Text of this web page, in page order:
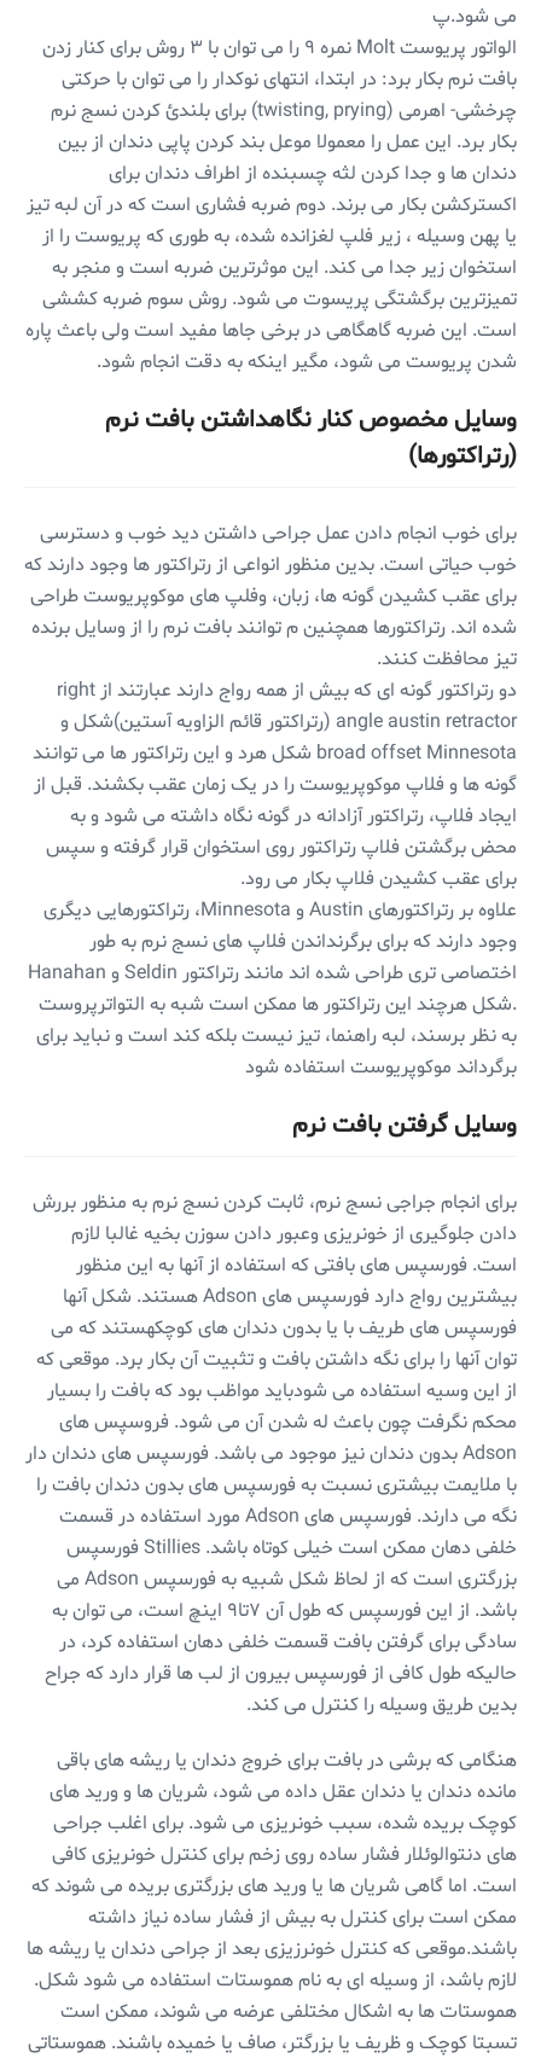
می شود.پ
الواتور پریوست Molt نمره ۹ را می توان با ۳ روش برای کنار زدن
بافت نرم بکار برد: در ابتدا، انتهای نوکدار را می توان با حرکتی
چرخشی- اهرمی (twisting, prying) برای بلندئ کردن نسج نرم
بکار برد. این عمل را معمولا موعل بند کردن پاپی دندان از بین
دندان ها و جدا کردن لثه چسبنده از اطراف دندان برای
اکسترکشن بکار می برند. دوم ضربه فشاری است که در آن لبه تیز
یا پهن وسیله ، زیر فلپ لغزانده شده، به طوری که پریوست را از
استخوان زیر جدا می کند. این موثرترین ضربه است و منجر به
تمیزترین برگشتگی پریسوت می شود. روش سوم ضربه کششی
است. این ضربه گاهگاهی در برخی جاها مفید است ولی باعث پاره
شدن پریوست می شود، مگیر اینکه به دقت انجام شود.
وسایل مخصوص کنار نگاهداشتن بافت نرم
(رتراکتورها)
برای خوب انجام دادن عمل جراحی داشتن دید خوب و دسترسی
خوب حیاتی است. بدین منظور انواعی از رتراکتور ها وجود دارند که
برای عقب کشیدن گونه ها، زبان، وفلپ های موکوپریوست طراحی
شده اند. رتراکتورها همچنین م توانند بافت نرم را از وسایل برنده
تیز محافظت کنند.
دو رتراکتور گونه ای که بیش از همه رواج دارند عبارتند از right
angle austin retractor (رتراکتور قائم الزاویه آستین)شکل و
broad offset Minnesota شکل هرد و این رتراکتور ها می توانند
گونه ها و فلاپ موکوپریوست را در یک زمان عقب بکشند. قبل از
ایجاد فلاپ، رتراکتور آزادانه در گونه نگاه داشته می شود و به
محض برگشتن فلاپ رتراکتور روی استخوان قرار گرفته و سپس
برای عقب کشیدن فلاپ بکار می رود.
علاوه بر رتراکتورهای Austin و Minnesota، رتراکتورهایی دیگری
وجود دارند که برای برگرنداندن فلاپ های نسج نرم به طور
اختصاصی تری طراحی شده اند مانند رتراکتور Seldin و Hanahan
.شکل هرچند این رتراکتور ها ممکن است شبه به التواترپروست
به نظر برسند، لبه راهنما، تیز نیست بلکه کند است و نباید برای
برگرداند موکوپریوست استفاده شود
وسایل گرفتن بافت نرم
برای انجام جراجی نسج نرم، ثابت کردن نسج نرم به منظور بررش
دادن جلوگیری از خونریزی وعبور دادن سوزن بخیه غالبا لازم
است. فورسپس های بافتی که استفاده از آنها به این منظور
بیشترین رواج دارد فورسپس های Adson هستند. شکل آنها
فورسپس های طریف با یا بدون دندان های کوچکهستند که می
توان آنها را برای نگه داشتن بافت و تثبیت آن بکار برد. موقعی که
از این وسیه استفاده می شودباید مواظب بود که بافت را بسیار
محکم نگرفت چون باعث له شدن آن می شود. فروسپس های
Adson بدون دندان نیز موجود می باشد. فورسپس های دندان دار
با ملایمت بیشتری نسبت به فورسپس های بدون دندان بافت را
نگه می دارند. فورسپس های Adson مورد استفاده در قسمت
خلفی دهان ممکن است خیلی کوتاه باشد. Stillies فورسپس
بزرگتری است که از لحاظ شکل شبیه به فورسپس Adson می
باشد. از این فورسپس که طول آن ۷تا۹ اینچ است، می توان به
سادگی برای گرفتن بافت قسمت خلفی دهان استفاده کرد، در
حالیکه طول کافی از فورسپس بیرون از لب ها قرار دارد که جراح
بدین طریق وسیله را کنترل می کند.
هنگامی که برشی در بافت برای خروج دندان یا ریشه های باقی
مانده دندان یا دندان عقل داده می شود، شریان ها و ورید های
کوچک بریده شده، سبب خونریزی می شود. برای اغلب جراحی
های دنتوالوئلار فشار ساده روی زخم برای کنترل خونریزی کافی
است. اما گاهی شریان ها یا ورید های بزرگتری بریده می شوند که
ممکن است برای کنترل به بیش از فشار ساده نیاز داشته
باشند.موقعی که کنترل خونرزیزی بعد از جراحی دندان یا ریشه ها
لازم باشد، از وسیله ای به نام هموستات استفاده می شود شکل.
هموستات ها به اشکال مختلفی عرضه می شوند، ممکن است
تسبتا کوچک و ظریف یا بزرگتر، صاف یا خمیده باشند. هموستاتی